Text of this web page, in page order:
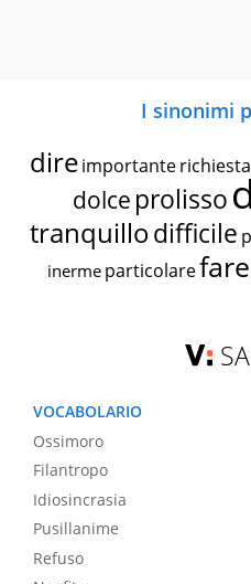
I sinonimi
dire importante richiesta
dolce prolisso
tranquillodifficile
inerme particolarefare
VOCABOLARIO
Ossimoro
Filantropo
Idiosincrasia
Pusillanime
Refuso